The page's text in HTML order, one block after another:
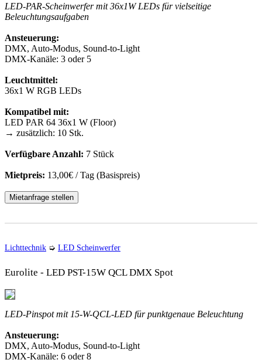
LED-PAR-Scheinwerfer mit 36x1W LEDs für vielseitige
Beleuchtungsaufgaben
Ansteuerung:
DMX, Auto-Modus, Sound-to-Light
DMX-Kanäle: 3 oder 5
Leuchtmittel:
36x1 W RGB LEDs
Kompatibel mit:
LED PAR 64 36x1 W (Floor)
→ zusätzlich: 10 Stk.
Verfügbare Anzahl: 7 Stück
Mietpreis: 13,00€ / Tag (Basispreis)
Mietanfrage stellen
Lichttechnik ➭ LED Scheinwerfer
Eurolite - LED PST-15W QCL DMX Spot
LED-Pinspot mit 15-W-QCL-LED für punktgenaue Beleuchtung
Ansteuerung:
DMX, Auto-Modus, Sound-to-Light
DMX-Kanäle: 6 oder 8